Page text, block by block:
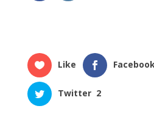
Like Facebook
Twitter 2